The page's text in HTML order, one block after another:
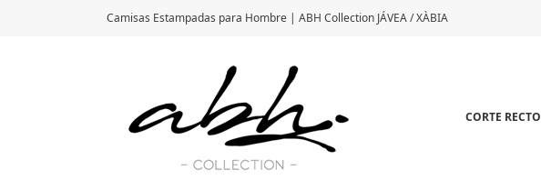
Camisas Estampadas para Hombre | ABH Collection JÁVEA / XÀBIA
CORTE RECTO